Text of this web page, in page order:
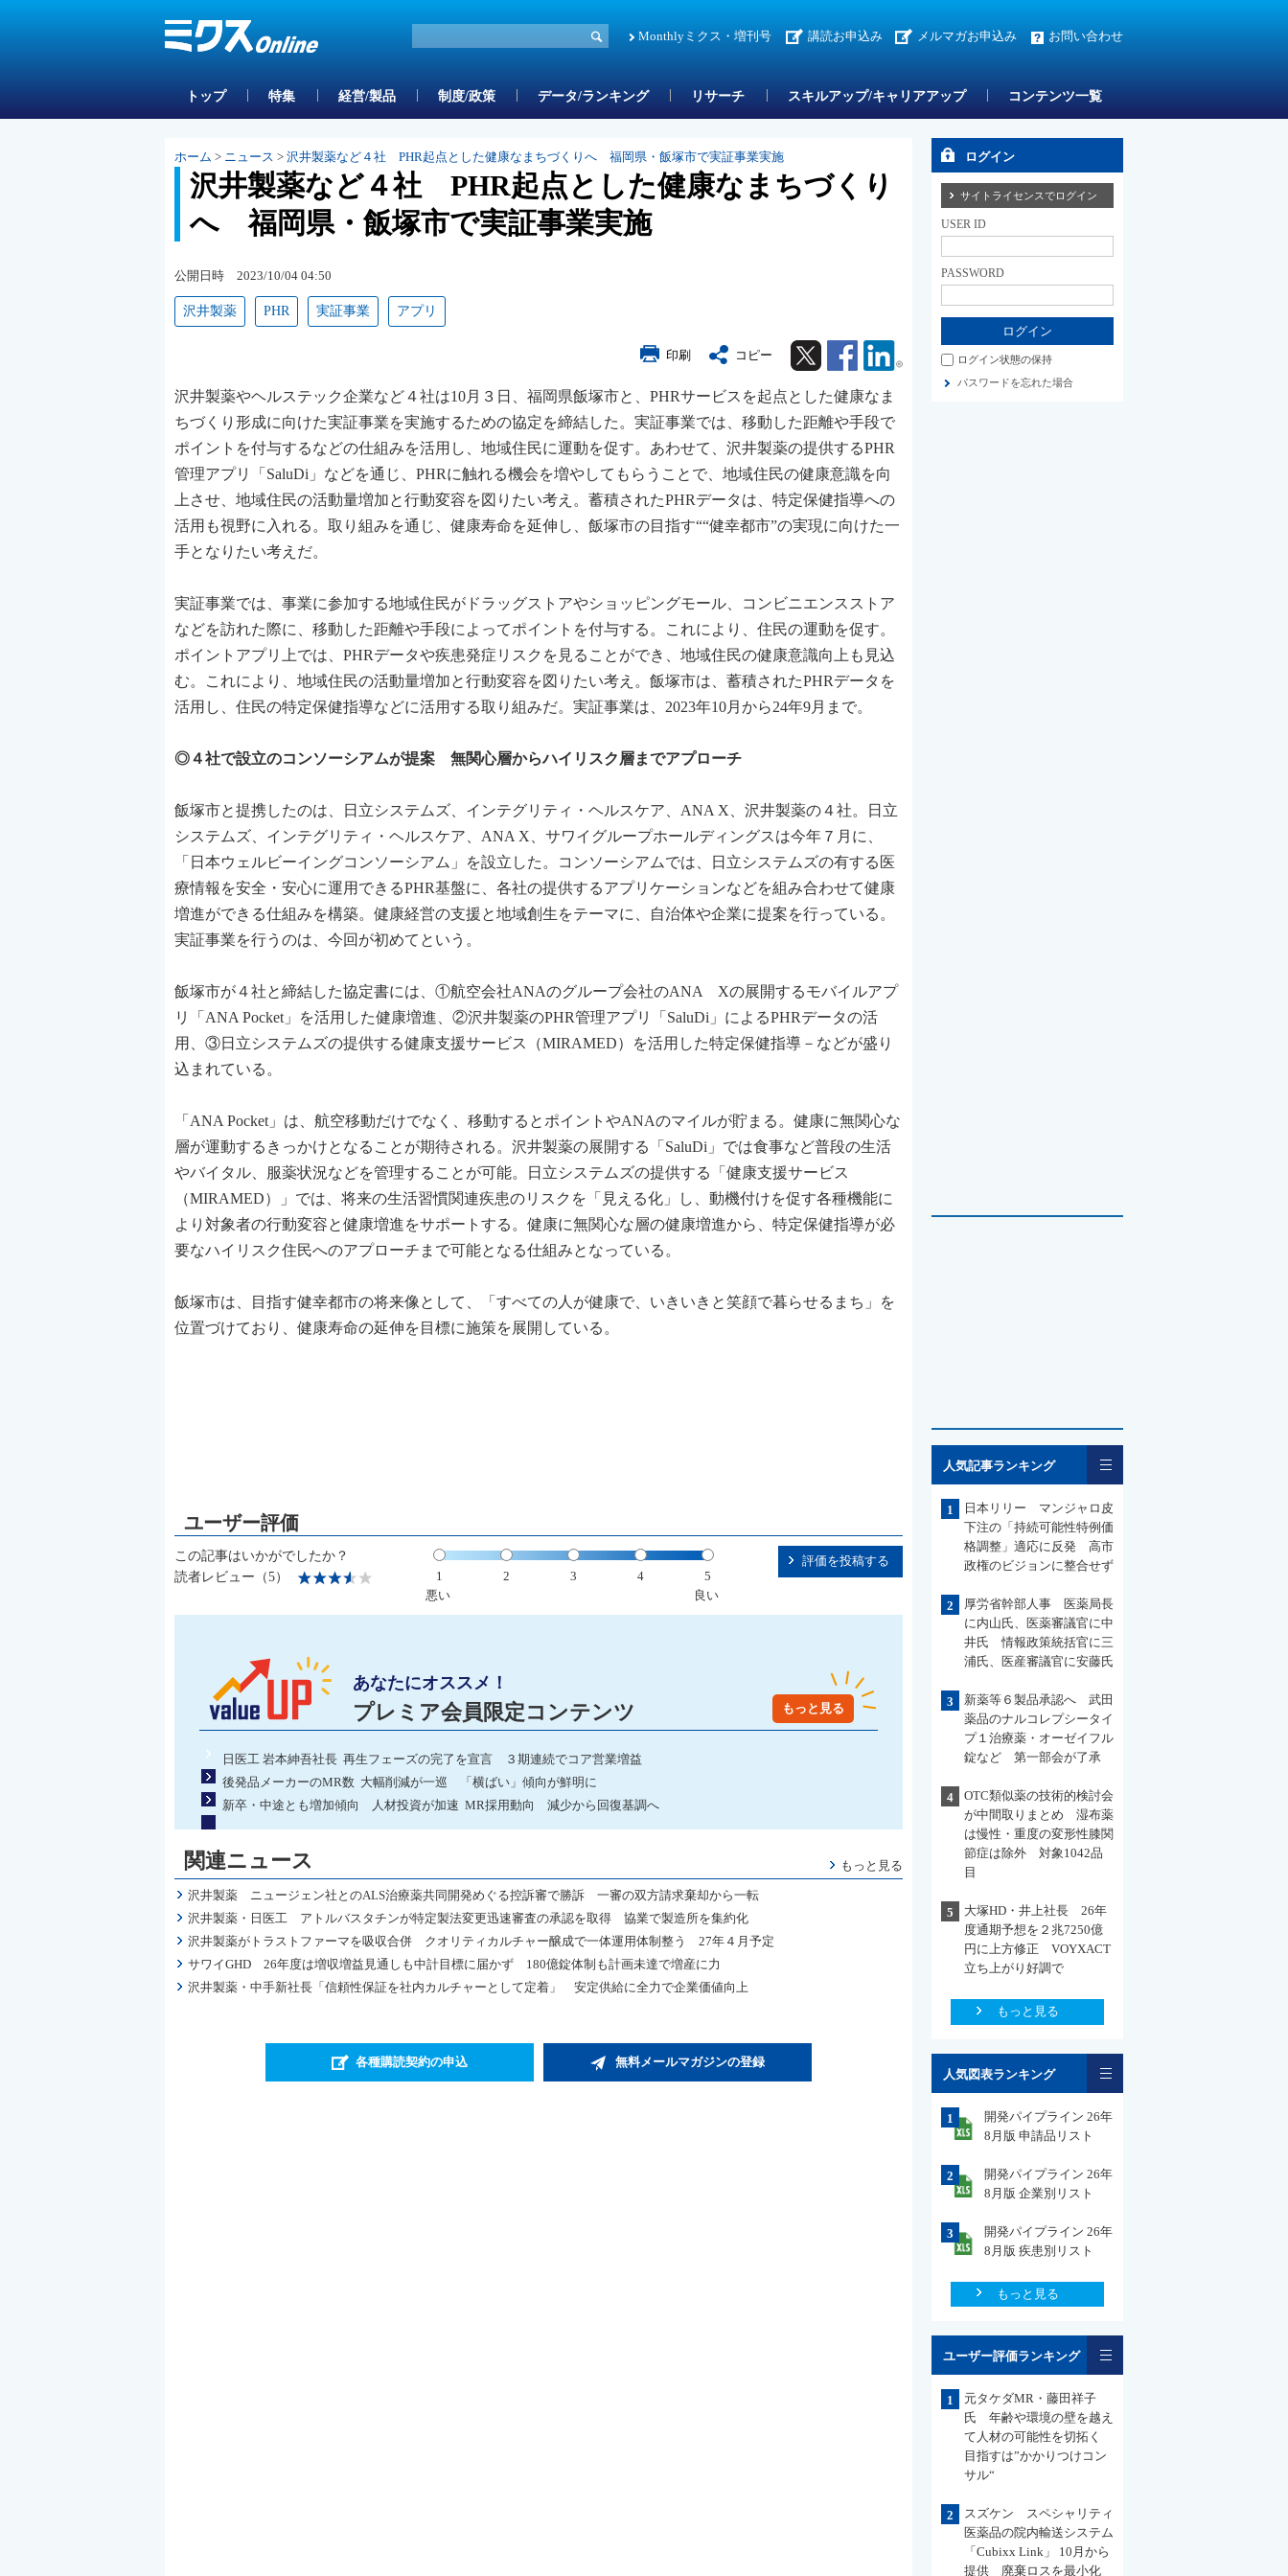
Monthlyミクス・増刊号 講読お申込み メルマガお申込み お問い合わせ
トップ 特集 経営/製品 制度/政策 データ/ランキング リサーチ スキルアップ/キャリアアップ コンテンツ一覧
ホーム > ニュース > 沢井製薬など４社 PHR起点とした健康なまちづくりへ 福岡県・飯塚市で実証事業実施
沢井製薬など４社 PHR起点とした健康なまちづくり
へ 福岡県・飯塚市で実証事業実施
公開日時 2023/10/04 04:50
沢井製薬 PHR 実証事業 アプリ
印刷 コピー Twitter Facebook Linkedin
沢井製薬やヘルステック企業など４社は10月３日、福岡県飯塚市と、PHRサービスを起点とした健康なま
ちづくり形成に向けた実証事業を実施するための協定を締結した。実証事業では、移動した距離や手段で
ポイントを付与するなどの仕組みを活用し、地域住民に運動を促す。あわせて、沢井製薬の提供するPHR
管理アプリ「SaluDi」などを通じ、PHRに触れる機会を増やしてもらうことで、地域住民の健康意識を向
上させ、地域住民の活動量増加と行動変容を図りたい考え。蓄積されたPHRデータは、特定保健指導への
活用も視野に入れる。取り組みを通じ、健康寿命を延伸し、飯塚市の目指す““健幸都市”の実現に向けた一
手となりたい考えだ。
実証事業では、事業に参加する地域住民がドラッグストアやショッピングモール、コンビニエンスストア
などを訪れた際に、移動した距離や手段によってポイントを付与する。これにより、住民の運動を促す。
ポイントアプリ上では、PHRデータや疾患発症リスクを見ることができ、地域住民の健康意識向上も見込
む。これにより、地域住民の活動量増加と行動変容を図りたい考え。飯塚市は、蓄積されたPHRデータを
活用し、住民の特定保健指導などに活用する取り組みだ。実証事業は、2023年10月から24年9月まで。
◎４社で設立のコンソーシアムが提案 無関心層からハイリスク層までアプローチ
飯塚市と提携したのは、日立システムズ、インテグリティ・ヘルスケア、ANA X、沢井製薬の４社。日立
システムズ、インテグリティ・ヘルスケア、ANA X、サワイグループホールディングスは今年７月に、
「日本ウェルビーイングコンソーシアム」を設立した。コンソーシアムでは、日立システムズの有する医
療情報を安全・安心に運用できるPHR基盤に、各社の提供するアプリケーションなどを組み合わせて健康
増進ができる仕組みを構築。健康経営の支援と地域創生をテーマに、自治体や企業に提案を行っている。
実証事業を行うのは、今回が初めてという。
飯塚市が４社と締結した協定書には、①航空会社ANAのグループ会社のANA Xの展開するモバイルアプ
リ「ANA Pocket」を活用した健康増進、②沢井製薬のPHR管理アプリ「SaluDi」によるPHRデータの活
用、③日立システムズの提供する健康支援サービス（MIRAMED）を活用した特定保健指導－などが盛り
込まれている。
「ANA Pocket」は、航空移動だけでなく、移動するとポイントやANAのマイルが貯まる。健康に無関心な
層が運動するきっかけとなることが期待される。沢井製薬の展開する「SaluDi」では食事など普段の生活
やバイタル、服薬状況などを管理することが可能。日立システムズの提供する「健康支援サービス
（MIRAMED）」では、将来の生活習慣関連疾患のリスクを「見える化」し、動機付けを促す各種機能に
より対象者の行動変容と健康増進をサポートする。健康に無関心な層の健康増進から、特定保健指導が必
要なハイリスク住民へのアプローチまで可能となる仕組みとなっている。
飯塚市は、目指す健幸都市の将来像として、「すべての人が健康で、いきいきと笑顔で暮らせるまち」を
位置づけており、健康寿命の延伸を目標に施策を展開している。
この記事はいかがでしたか？
読者レビュー（5）
1 2 3 4
5
悪い
良い
評価を投稿する
あなたにオススメ！
プレミア会員限定コンテンツ もっと見る
日医工 岩本紳吾社長 再生フェーズの完了を宣言 ３期連続でコア営業増益
後発品メーカーのMR数 大幅削減が一巡 「横ばい」傾向が鮮明に
新卒・中途とも増加傾向 人材投資が加速 MR採用動向 減少から回復基調へ
関連ニュース もっと見る
沢井製薬 ニュージェン社とのALS治療薬共同開発めぐる控訴審で勝訴 一審の双方請求棄却から一転
沢井製薬・日医工 アトルバスタチンが特定製法変更迅速審査の承認を取得 協業で製造所を集約化
沢井製薬がトラストファーマを吸収合併 クオリティカルチャー醸成で一体運用体制整う 27年４月予定
サワイGHD 26年度は増収増益見通しも中計目標に届かず 180億錠体制も計画未達で増産に力
沢井製薬・中手新社長「信頼性保証を社内カルチャーとして定着」 安定供給に全力で企業価値向上
各種購読契約の申込 無料メールマガジンの登録
ログイン
サイトライセンスでログイン
USER ID
PASSWORD
ログイン状態の保持
パスワードを忘れた場合
人気記事ランキング
1
日本リリー マンジャロ皮
下注の「持続可能性特例価
格調整」適応に反発 高市
政権のビジョンに整合せず
2
厚労省幹部人事 医薬局長
に内山氏、医薬審議官に中
井氏 情報政策統括官に三
浦氏、医産審議官に安藤氏
3
新薬等６製品承認へ 武田
薬品のナルコレプシータイ
プ１治療薬・オーゼイフル
錠など 第一部会が了承
4
OTC類似薬の技術的検討会
が中間取りまとめ 湿布薬
は慢性・重度の変形性膝関
節症は除外 対象1042品
目
5
大塚HD・井上社長 26年
度通期予想を２兆7250億
円に上方修正 VOYXACT
立ち上がり好調で
もっと見る
人気図表ランキング
1
開発パイプライン 26年
8月版 申請品リスト
2
開発パイプライン 26年
8月版 企業別リスト
3
開発パイプライン 26年
8月版 疾患別リスト
もっと見る
ユーザー評価ランキング
1
元タケダMR・藤田祥子
氏 年齢や環境の壁を越え
て人材の可能性を切拓く
目指すは”かかりつけコン
サル“
2
スズケン スペシャリティ
医薬品の院内輸送システム
「Cubixx Link」 10月から
提供 廃棄ロスを最小化